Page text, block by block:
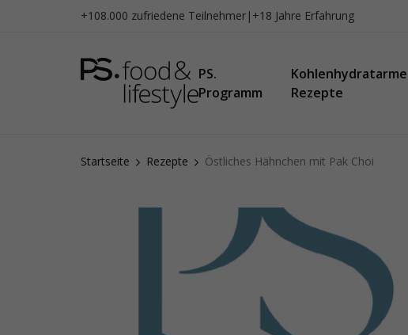
+108.000 zufriedene Teilnehmer | +18 Jahre Erfahrung
PS.
Programm
Kohlenhydratarme
Rezepte
Startseite Rezepte Östliches Hähnchen mit Pak Choi